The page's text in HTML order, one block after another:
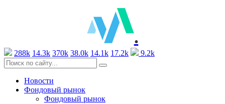
.
288k 14.3k 370k 38.0k 14.1k 17.2k 9.2k
Новости
Фондовый рынок
Фондовый рынок